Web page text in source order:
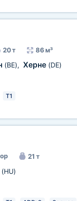
20 т 86 м³
(BE), Херне (DE)
T1
21 т
(HU)